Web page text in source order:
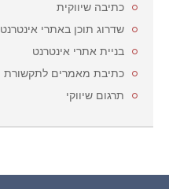
כתיבה שיווקית
שדרוג תוכן באתרי אינטרנט
בניית אתרי אינטרנט
כתיבת מאמרים לתקשורת
תרגום שיווקי